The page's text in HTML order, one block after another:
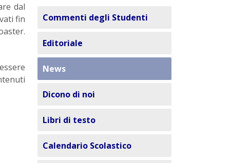
dal
fin
Commenti degli Studenti
Editoriale
News
Dicono di noi
Libri di testo
Calendario Scolastico